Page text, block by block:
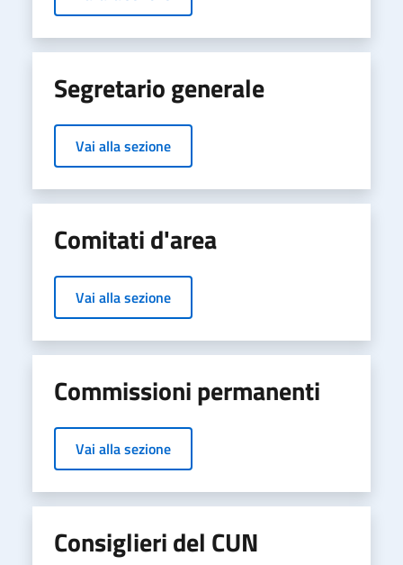
Segretario generale
Vai alla sezione
Comitati d'area
Vai alla sezione
Commissioni permanenti
Vai alla sezione
Consiglieri del CUN